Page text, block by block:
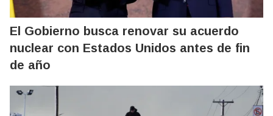
El Gobierno busca renovar su acuerdo
nuclear con Estados Unidos antes de fin
de año